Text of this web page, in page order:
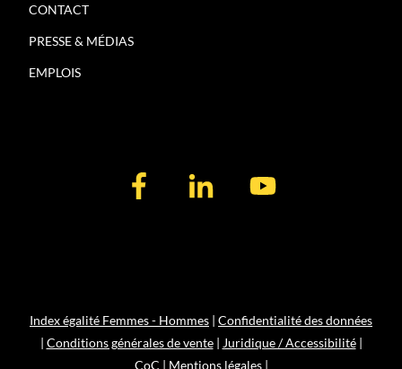
CONTACT
PRESSE & MÉDIAS
EMPLOIS
Index égalité Femmes - Hommes | Confidentialité des données
| Conditions générales de vente| Juridique / Accessibilité|
CoC | Mentions légales|